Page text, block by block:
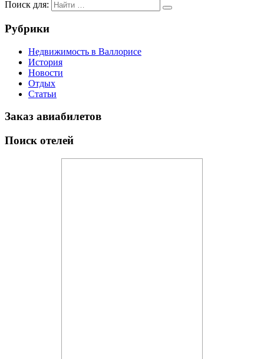
Поиск для:
Рубрики
Недвижимость в Валлорисе
История
Новости
Отдых
Статьи
Заказ авиабилетов
Поиск отелей